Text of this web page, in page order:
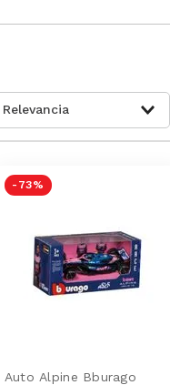
Relevancia
- 73 %
Auto Alpine Bburago